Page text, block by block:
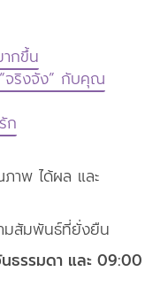
กขึ้น
จริงจัง” กับคุณ
ก
าพ ได้ผล และ
มสัมพันธ์ที่ยั่งยืน
นธรรมดา และ 09:00